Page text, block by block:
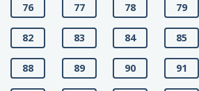
76 77 78 79
82 83 84 85
88 89 90 91